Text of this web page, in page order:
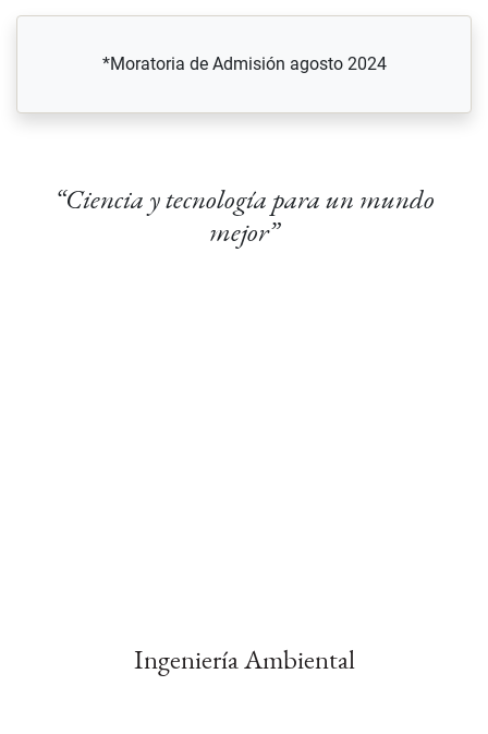
*Moratoria de Admisión agosto 2024
“Ciencia y tecnología para un mundo
mejor”
Ingeniería Ambiental